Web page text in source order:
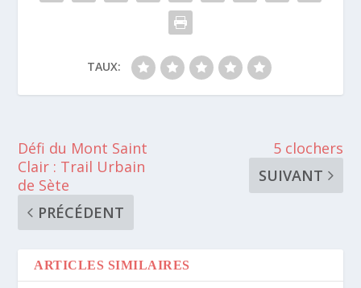
TAUX:
Défi du Mont Saint
Clair : Trail Urbain
de Sète
PRÉCÉDENT
5 clochers
SUIVANT
ARTICLES SIMILAIRES